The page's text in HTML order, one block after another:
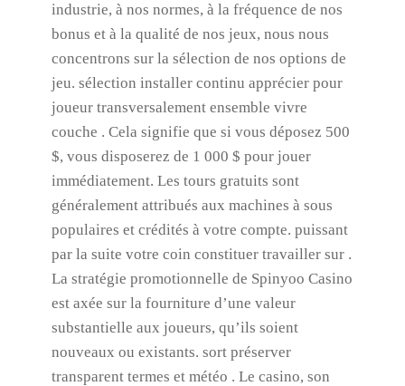
industrie, à nos normes, à la fréquence de nos
bonus et à la qualité de nos jeux, nous nous
concentrons sur la sélection de nos options de
jeu. sélection installer continu apprécier pour
joueur transversalement ensemble vivre
couche . Cela signifie que si vous déposez 500
$, vous disposerez de 1 000 $ pour jouer
immédiatement. Les tours gratuits sont
généralement attribués aux machines à sous
populaires et crédités à votre compte. puissant
par la suite votre coin constituer travailler sur .
La stratégie promotionnelle de Spinyoo Casino
est axée sur la fourniture d’une valeur
substantielle aux joueurs, qu’ils soient
nouveaux ou existants. sort préserver
transparent termes et météo . Le casino, son